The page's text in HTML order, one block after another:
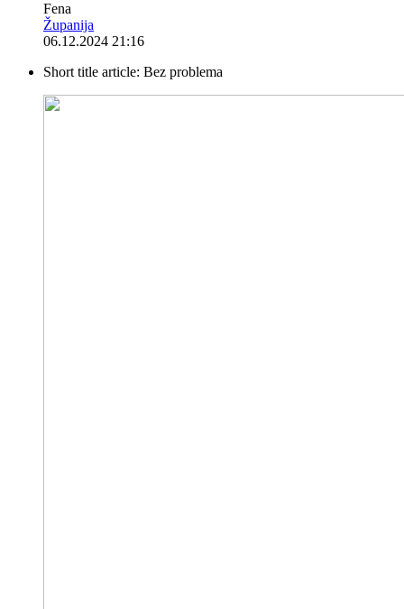
Fena
Županija
06.12.2024 21:16
Short title article: Bez problema